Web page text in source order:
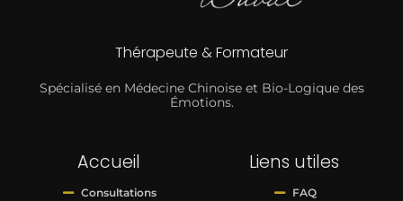
Thérapeute & Formateur
Spécialisé en Médecine Chinoise et Bio-Logique des
Émotions.
Accueil
Consultations
Liens utiles
FAQ